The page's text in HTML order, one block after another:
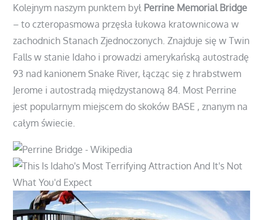
Kolejnym naszym punktem był Perrine Memorial Bridge
– to czteropasmowa przęsła łukowa kratownicowa w
zachodnich Stanach Zjednoczonych. Znajduje się w Twin
Falls w stanie Idaho i prowadzi amerykańską autostradę
93 nad kanionem Snake River, łącząc się z hrabstwem
Jerome i autostradą międzystanową 84. Most Perrine
jest popularnym miejscem do skoków BASE , znanym na
całym świecie.